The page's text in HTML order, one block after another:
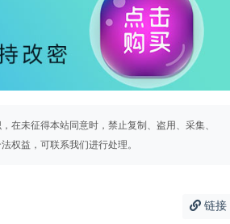
在未征得本站同意时，禁止复制、盗用、采集、
权益，可联系我们进行处理。
链接